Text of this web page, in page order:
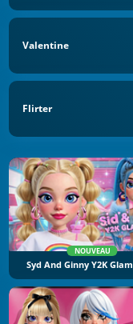
Valentine
Flirter
NOUVEAU
Syd And Ginny Y2K